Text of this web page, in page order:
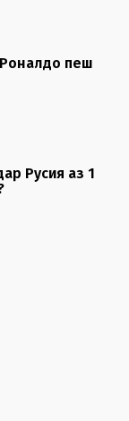
пеш
Русия аз 1